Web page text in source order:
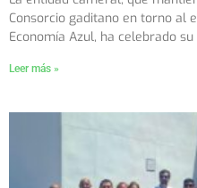
Consorcio gaditano en torno al
Economía Azul, ha celebrado
Leer más »